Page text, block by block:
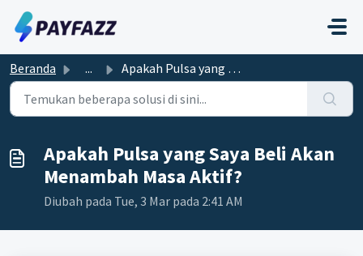
Lewatkan ke konten utama
Beranda ... Apakah Pulsa yang Saya Beli Akan Menambah Masa Aktif?
Apakah Pulsa yang Saya Beli Akan
Menambah Masa Aktif?
Diubah pada Tue, 3 Mar pada 2:41 AM